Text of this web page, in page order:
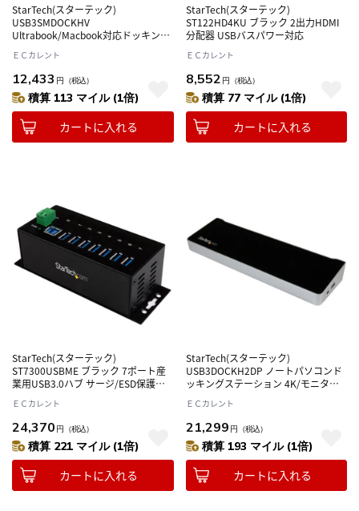
StarTech(スターテック)
USB3SMDOCKHV
Ultrabook/Macbook対応ドッキング
ＥＣカレント
12,433 円 （税込）
積算 113 マイル (1倍)
カートに入れる
StarTech(スターテック)
ST122HD4KU ブラック 2出力HDMI
分配器 USBバスパワー対応
ＥＣカレント
8,552 円 （税込）
積算 77 マイル (1倍)
カートに入れる
StarTech(スターテック)
ST7300USBME ブラック 7ポート産
業用USB3.0ハブ サージ/ESD保護機
ＥＣカレント
24,370 円 （税込）
積算 221 マイル (1倍)
カートに入れる
StarTech(スターテック)
USB3DOCKH2DP ノートパソコンド
ッキングステーション 4K/モニター3
ＥＣカレント
21,299 円 （税込）
積算 193 マイル (1倍)
カートに入れる